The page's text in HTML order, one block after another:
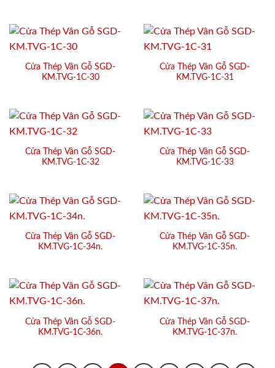
Cửa Thép Vân Gỗ SGD-
KM.TVG-1C-30
Cửa Thép Vân Gỗ SGD-
KM.TVG-1C-31
Cửa Thép Vân Gỗ SGD-
KM.TVG-1C-32
Cửa Thép Vân Gỗ SGD-
KM.TVG-1C-33
Cửa Thép Vân Gỗ SGD-
KM.TVG-1C-34n.
Cửa Thép Vân Gỗ SGD-
KM.TVG-1C-35n.
Cửa Thép Vân Gỗ SGD-
KM.TVG-1C-36n.
Cửa Thép Vân Gỗ SGD-
KM.TVG-1C-37n.